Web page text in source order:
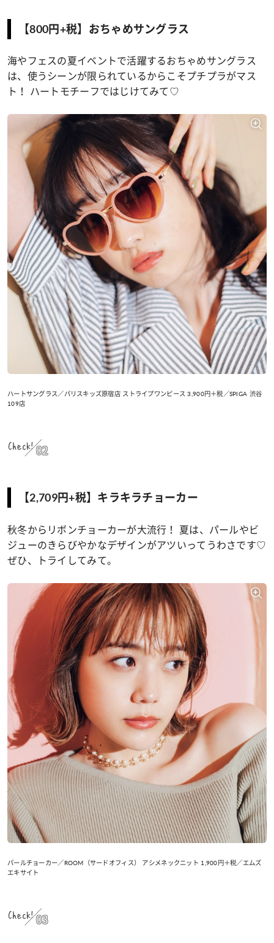
【800円+税】おちゃめサングラス
海やフェスの夏イベントで活躍するおちゃめサングラス
は、使うシーンが限られているからこそプチプラがマス
ト！ ハートモチーフではじけてみて♡
ハートサングラス／パリスキッズ原宿店 ストライプワンピース 3,900円＋税／SPIGA 渋谷
109店
Check! 02
【2,709円+税】キラキラチョーカー
秋冬からリボンチョーカーが大流行！ 夏は、パールやビ
ジューのきらびやかなデザインがアツいってうわさです♡
ぜひ、トライしてみて。
パールチョーカー／ROOM（サードオフィス） アシメネックニット 1,900円＋税／エムズ
エキサイト
Check! 03